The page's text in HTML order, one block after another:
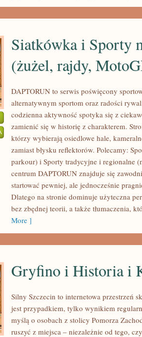
MOTOGP)
Siatkówka i Sporty
(żużel, rajdy,
DAPTORUN to serwis poświęcony
alternatywnym sportom oraz radości
codzienna aktywność spotyka się z
zamienić się w historię z charakterem.
którzy wybierają osiedlowe hale,
zamiast błysku reflektorów. Polecamy:
parkour) i Sporty tradycyjne i regionalne
centrum DAPTORUN znajduje się
startować pewniej, ale jednocześnie
Dlatego na stronie dominuje użyteczna
bez zbędnej teorii, a także tłumaczenia,
More ]
Gryfino i Historia i
Silny Szczecin to internetowa przestrzeń
jest przypadkiem, tylko wynikiem
myślą o osobach z stolicy Pomorza
ruszyć z miejsca – niezależnie od tego,